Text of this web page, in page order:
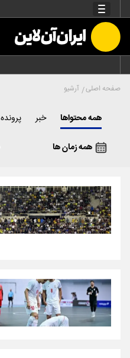
صفحه اصلی آرشیو
همه محتواها خبر پرونده
همه زمان ها